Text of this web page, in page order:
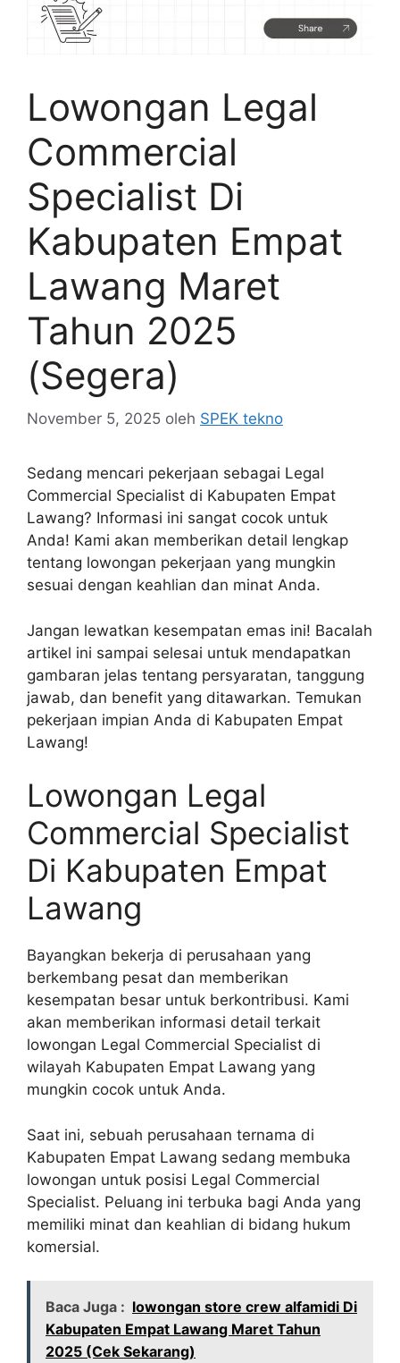
Lowongan Legal
Commercial
Specialist Di
Kabupaten Empat
Lawang Maret
Tahun 2025
(Segera)
November 5, 2025 oleh SPEK tekno
Sedang mencari pekerjaan sebagai Legal
Commercial Specialist di Kabupaten Empat
Lawang? Informasi ini sangat cocok untuk
Anda! Kami akan memberikan detail lengkap
tentang lowongan pekerjaan yang mungkin
sesuai dengan keahlian dan minat Anda.
Jangan lewatkan kesempatan emas ini! Bacalah
artikel ini sampai selesai untuk mendapatkan
gambaran jelas tentang persyaratan, tanggung
jawab, dan benefit yang ditawarkan. Temukan
pekerjaan impian Anda di Kabupaten Empat
Lawang!
Lowongan Legal
Commercial Specialist
Di Kabupaten Empat
Lawang
Bayangkan bekerja di perusahaan yang
berkembang pesat dan memberikan
kesempatan besar untuk berkontribusi. Kami
akan memberikan informasi detail terkait
lowongan Legal Commercial Specialist di
wilayah Kabupaten Empat Lawang yang
mungkin cocok untuk Anda.
Saat ini, sebuah perusahaan ternama di
Kabupaten Empat Lawang sedang membuka
lowongan untuk posisi Legal Commercial
Specialist. Peluang ini terbuka bagi Anda yang
memiliki minat dan keahlian di bidang hukum
komersial.
Baca Juga : lowongan store crew alfamidi Di
Kabupaten Empat Lawang Maret Tahun
2025 (Cek Sekarang)